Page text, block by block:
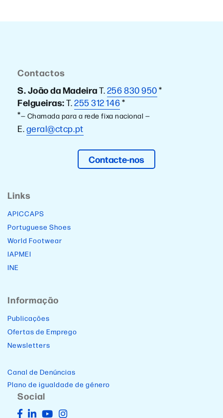
Contactos
S. João da MadeiraT.256 830 950*
Felgueiras:T.255 312 146*
*— Chamada para a rede fixa nacional —
E.geral@ctcp.pt
Contacte-nos
Links
APICCAPS
Portuguese Shoes
World Footwear
IAPMEI
INE
Informação
Publicações
Ofertas de Emprego
Newsletters
Canal de Denúncias
Plano de igualdade de género
Social